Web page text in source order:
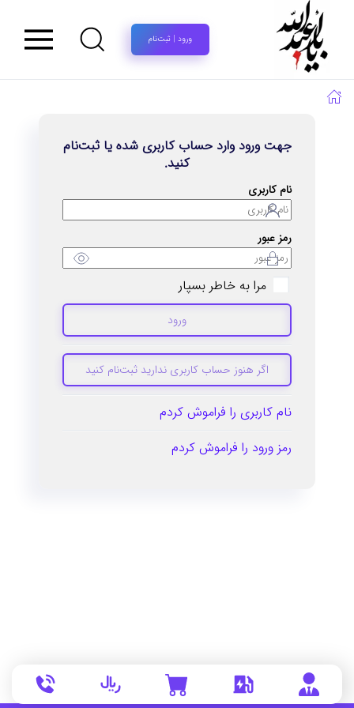
ورود | ثبت‌نام
جهت ورود وارد حساب کاربری شده یا ثبت‌نام
کنید.
نام کاربری
رمز عبور
مرا به خاطر بسپار
ورود
اگر هنوز حساب کاربری ندارید ثبت‌نام کنید
نام کاربری را فراموش کردم
رمز ورود را فراموش کردم